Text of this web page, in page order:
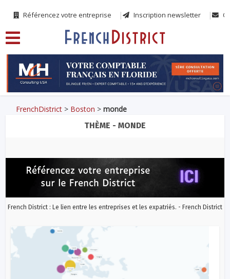
Référencez votre entreprise Inscription newsletter
FrenchDistrict > Boston >monde
THÈME - MONDE
French District : Le lien entre les entreprises et les expatriés. - French District